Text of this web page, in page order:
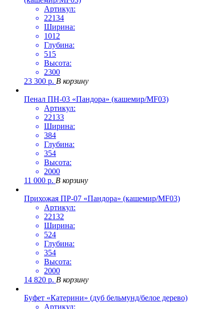
Артикул:
22134
Ширина:
1012
Глубина:
515
Высота:
2300
23 300 р. В корзину
Пенал ПН-03 «Пандора» (кашемир/MF03)
Артикул:
22133
Ширина:
384
Глубина:
354
Высота:
2000
11 000 р. В корзину
Прихожая ПР-07 «Пандора» (кашемир/MF03)
Артикул:
22132
Ширина:
524
Глубина:
354
Высота:
2000
14 820 р. В корзину
Буфет «Катерини» (дуб бельмунд/белое дерево)
Артикул: